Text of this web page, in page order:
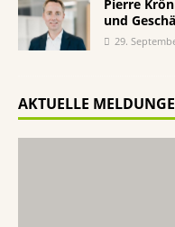
Pierre
und
29.
AKTUELLE